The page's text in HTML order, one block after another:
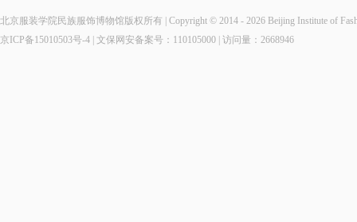
北京服装学院民族服饰博物馆版权所有 | Copyright © 2014 - 2026 Beijing Institute of
京ICP备15010503号-4 | 文保网安备案号：110105000 | 访问量： 2668946